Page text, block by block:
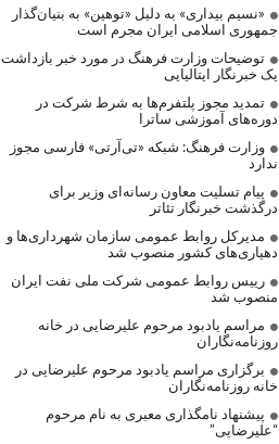
«نسیم بیداری» به دلیل «توهین» به بنیان‌گذار
جمهوری اسلامی ایران مجرم است
توضیحات وزارت فرهنگ در مورد خبر بازداشت
یک خبرنگار ایتالیایی
تمدید مجوز پلتفرم‌ها به شرط شرکت در
دوره‌های آموزشی ساترا
وزارت فرهنگ: شبکه «تی‌آرتی» فارسی مجوز
ندارد
پیام تسلیت معاون رسانه‌ای وزیر برای
درگذشت خبرنگار تئاتر
مدیرکل روابط عمومی سازمان شهرداری‌ها و
دهیاری‌های کشور منصوب شد
رییس روابط عمومی شرکت ملی نفت ایران
منصوب شد
مراسم یادبود مرحوم علیرضایی در خانه
روزنامه‌نگاران
برگزاری مراسم یادبود مرحوم علیرضایی در
خانه روزنامه‌نگاران
پیشنهاد نامگذاری معبری به نام مرحوم
“علیرضایی”